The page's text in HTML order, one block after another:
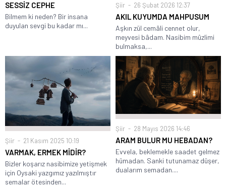
SESSİZ CEPHE
Bilmem ki neden? Bir insana
duyulan sevgi bu kadar mı...
Şiir 26 Şubat 2026 12:37
AKIL KUYUMDA MAHPUSUM
Aşkın zül cemâli cennet olur,
meyvesi bâdam. Nasibim mûzlimi
bulmaksa,...
Şiir 21 Kasım 2025 10:19
VARMAK, ERMEK MİDİR?
Bizler koşarız nasibimize yetişmek
için Oysaki yazgımız yazılmıştır
semalar ötesinden...
Şiir 28 Mayıs 2026 14:46
ARAM BULUR MU HEBADAN?
Evvela, beklemekle saadet gelmez
hümadan. Sanki tutunamaz düşer,
dualarım semadan....